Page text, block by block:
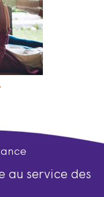
au service des